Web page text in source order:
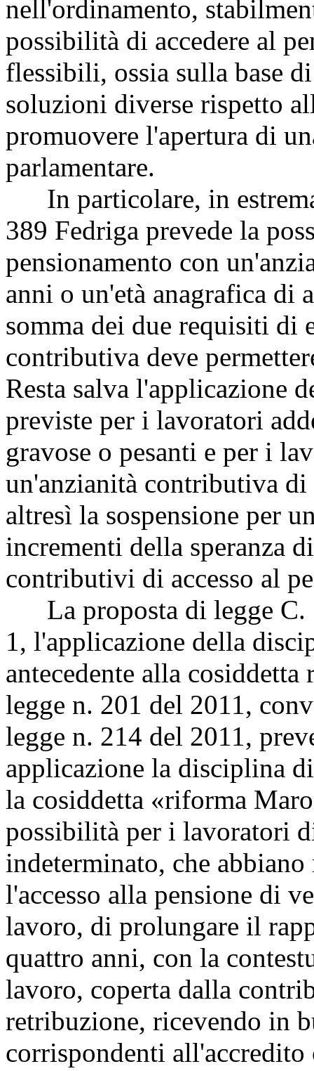
nell'ordinamento,
possibilità di accedere al
flessibili, ossia sulla base
soluzioni diverse rispetto
promuovere l'apertura di
parlamentare.
In particolare, in
389 Fedriga prevede la
pensionamento con
anni o un'età anagrafica di
somma dei due requisiti di
contributiva deve
Resta salva l'applicazione
previste per i lavoratori
gravose o pesanti e per i
un'anzianità contributiva di
altresì la sospensione per
incrementi della speranza
contributivi di accesso al
La proposta di legge C.
1, l'applicazione della
antecedente alla
legge n. 201 del 2011,
legge n. 214 del 2011,
applicazione la disciplina
la cosiddetta «riforma
possibilità per i lavoratori
indeterminato, che
l'accesso alla pensione di
lavoro, di prolungare il
quattro anni, con la
lavoro, coperta dalla
retribuzione, ricevendo in
corrispondenti